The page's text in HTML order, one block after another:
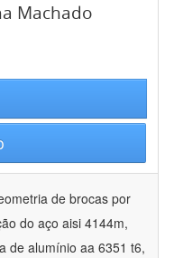
Machado
de brocas por
do aço aisi 4144m,
de alumínio aa 6351 t6,